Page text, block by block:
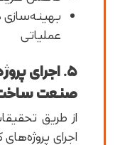
عملیاتی
۵. اجرای
صنعت
از طریق
اجرای